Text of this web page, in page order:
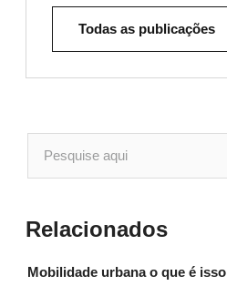
Todas as publicações
Relacionados
Mobilidade urbana o que é isso